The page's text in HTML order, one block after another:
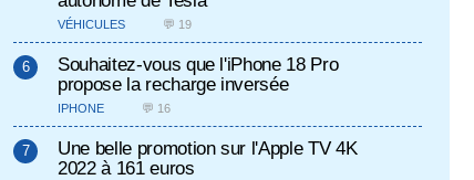
VÉHICULES 💬 19
Souhaitez-vous que l'iPhone 18 Pro
propose la recharge inversée
IPHONE 💬 16
Une belle promotion sur l'Apple TV 4K
2022 à 161 euros